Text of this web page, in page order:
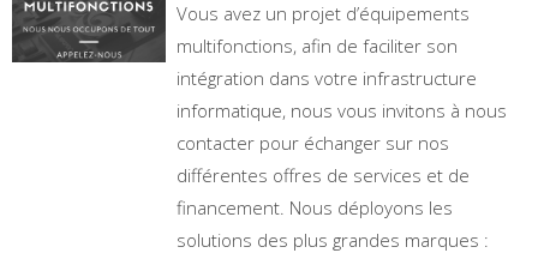
Vous avez un projet d’équipements
multifonctions, afin de faciliter son
intégration dans votre infrastructure
informatique, nous vous invitons à nous
contacter pour échanger sur nos
différentes offres de services et de
financement. Nous déployons les
solutions des plus grandes marques :